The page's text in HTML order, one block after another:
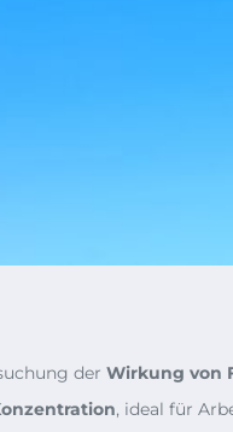
der Wirkung von
, ideal für